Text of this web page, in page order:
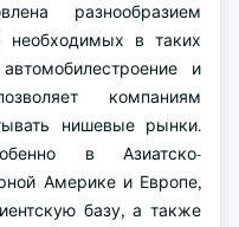
разнообразием
необходимых в таких
и
компаниям
нишевые рынки.
в Азиатско-
Америке и Европе,
базу, а также